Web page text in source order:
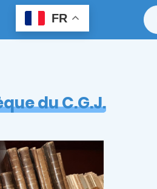
FR
du C.G.J.